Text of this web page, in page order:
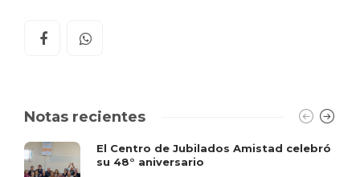
Notas recientes
El Centro de Jubilados Amistad celebró
su 48° aniversario